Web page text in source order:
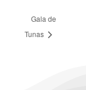
Gala de
Tunas